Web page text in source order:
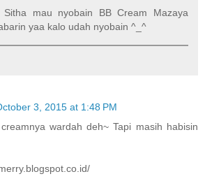
Sitha mau nyobain BB Cream Mazaya
yaa kalo udah nyobain ^_^
3, 2015 at 1:48 PM
wardah deh~ Tapi masih habisin